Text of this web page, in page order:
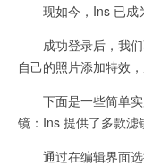
现如今，Ins 已成为
成功登录后，我们
自己的照片添加特效
下面是一些简单实
镜：Ins 提供了多款滤
通过在编辑界面选